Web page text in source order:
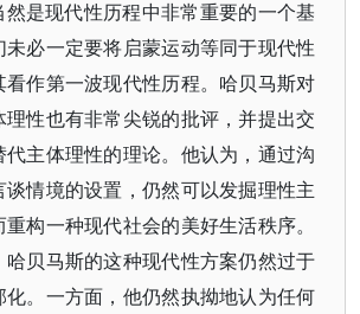
然是现代性历程中非常重要的一个基
未必一定要将启蒙运动等同于现代性
看作第一波现代性历程。哈贝马斯对
理性也有非常尖锐的批评，并提出交
代主体理性的理论。他认为，通过沟
谈情境的设置，仍然可以发掘理性主
重构一种现代社会的美好生活秩序。
哈贝马斯的这种现代性方案仍然过于
化。一方面，他仍然执拗地认为任何